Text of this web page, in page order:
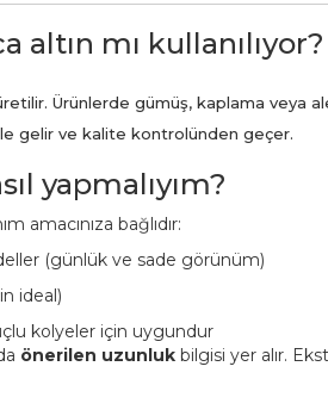
altın mı kullanılıyor?
Ürünlerde gümüş, kaplama veya
gelir ve kalite kontrolünden geçer.
yapmalıyım?
amacınıza bağlıdır:
(günlük ve sade görünüm)
ideal)
kolyeler için uygundur
önerilen uzunluk bilgisi yer alır.